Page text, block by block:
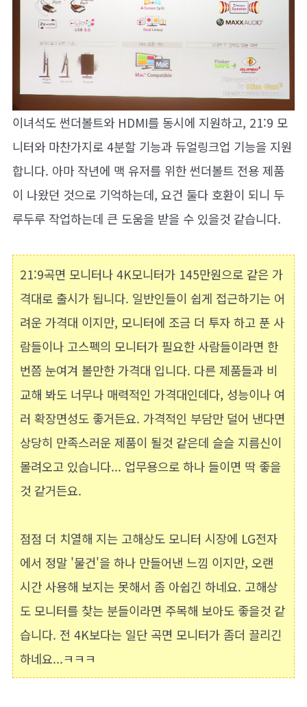
이녀석도 썬더볼트와 HDMI를 동시에 지원하고, 21:9 모
니터와 마찬가지로 4분할 기능과 듀얼링크업 기능을 지원
합니다. 아마 작년에 맥 유저를 위한 썬더볼트 전용 제품
이 나왔던 것으로 기억하는데, 요건 둘다 호환이 되니 두
루두루 작업하는데 큰 도움을 받을 수 있을것 같습니다.
21:9곡면 모니터나 4K모니터가 145만원으로 같은 가
격대로 출시가 됩니다. 일반인들이 쉽게 접근하기는 어
려운 가격대 이지만, 모니터에 조금 더 투자 하고 푼 사
람들이나 고스펙의 모니터가 필요한 사람들이라면 한
번쯤 눈여겨 볼만한 가격대 입니다. 다른 제품들과 비
교해 봐도 너무나 매력적인 가격대인데다, 성능이나 여
러 확장면성도 좋거든요. 가격적인 부담만 덜어 낸다면
상당히 만족스러운 제품이 될것 같은데 슬슬 지름신이
몰려오고 있습니다... 업무용으로 하나 들이면 딱 좋을
것 같거든요.
점점 더 치열해 지는 고해상도 모니터 시장에 LG전자
에서 정말 '물건'을 하나 만들어낸 느낌 이지만, 오랜
시간 사용해 보지는 못해서 좀 아쉽긴 하네요. 고해상
도 모니터를 찾는 분들이라면 주목해 보아도 좋을것 같
습니다. 전 4K보다는 일단 곡면 모니터가 좀더 끌리긴
하네요...ㅋㅋㅋ